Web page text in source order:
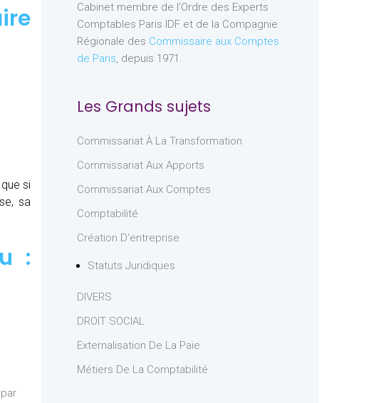
si
sa
:
Cabinet membre de l’Ordre des Experts
Comptables Paris IDF et de la Compagnie
Régionale des Commissaire aux Comptes
de Paris, depuis 1971.
Les Grands sujets
Commissariat À La Transformation
Commissariat Aux Apports
Commissariat Aux Comptes
Comptabilité
Création D'entreprise
Statuts Juridiques
DIVERS
DROIT SOCIAL
Externalisation De La Paie
Métiers De La Comptabilité